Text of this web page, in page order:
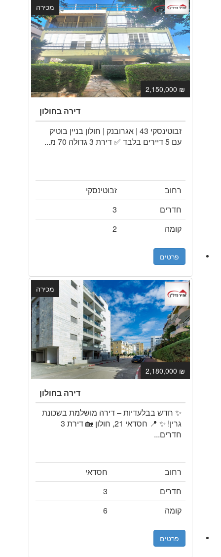
₪ 2,150,000
מכירה
דירה בחולון
זבוטינסקי 43 | אגרובנק | חולון בניין בוטיק
עם 5 דיירים בלבד ✅ דירת 3 גדולה 70 מ...
רחוב
זבוטינסקי
חדרים
3
קומה
2
פרטים
₪ 2,180,000
מכירה
דירה בחולון
✨ חדש בבלעדיות – דירה מושלמת בשכונת
גרין! ✨ 📍 חסדאי 21, חולון 🏡 דירת 3
חדרים...
רחוב
חסדאי
חדרים
3
קומה
6
פרטים